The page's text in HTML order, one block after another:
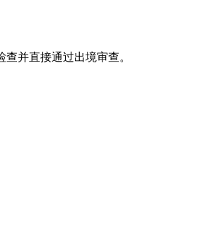
并直接通过出境审查。